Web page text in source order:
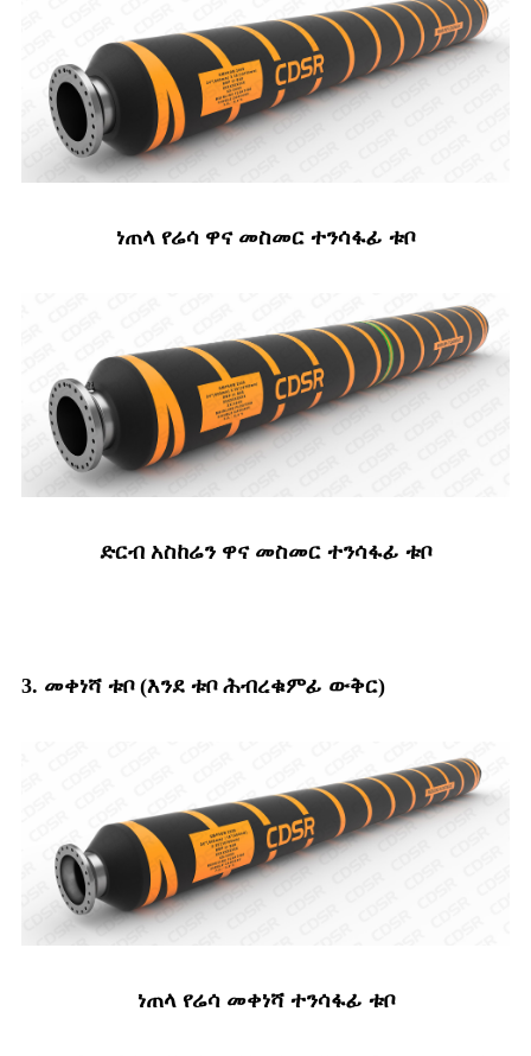
ነጠላ የሬሳ ዋና መስመር ተንሳፋፊ ቱቦ
ድርብ አስከሬን ዋና መስመር ተንሳፋፊ ቱቦ
3. መቀነሻ ቱቦ (እንደ ቱቦ ሕብረቁምፊ ውቅር)
ነጠላ የሬሳ መቀነሻ ተንሳፋፊ ቱቦ